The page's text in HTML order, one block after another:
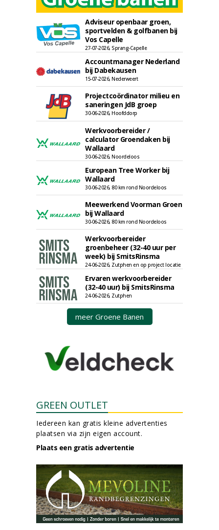
Adviseur openbaar groen,
sportvelden & golfbanen bij
Vos Capelle
27-07-2026, Sprang-Capelle
Accountmanager Nederland
bij Dabekausen
15-07-2026, Nederweert
Projectcoördinator milieu en
saneringen JdB groep
30-06-2026, Hoofddorp
Werkvoorbereider /
calculator Groendaken bij
Wallaard
30-06-2026, Noordeloos
European Tree Worker bij
Wallaard
30-06-2026, 80 km rond Noordeloos
Meewerkend Voorman Groen
bij Wallaard
30-06-2026, 80 km rond Noordeloos
Werkvoorbereider
groenbeheer (32-40 uur per
week) bij SmitsRinsma
24-06-2026, Zutphen en op project locatie
Ervaren werkvoorbereider
(32-40 uur) bij SmitsRinsma
24-06-2026, Zutphen
meer Groene Banen
GREEN OUTLET
Iedereen kan gratis kleine advertenties
plaatsen via zijn eigen account.
Plaats een gratis advertentie